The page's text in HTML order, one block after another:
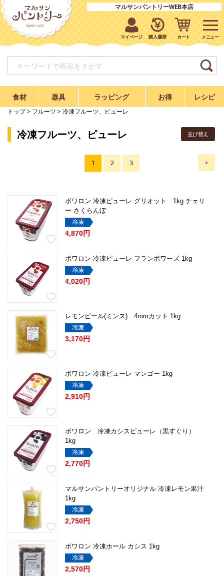
マルサンパントリーWEB本店
マイページ 購入履歴 カート
食材 器具 ラッピング お得 レシピ
トップ> フルーツ > 冷凍フルーツ、ピューレ
並び替え
冷凍フルーツ、ピューレ
>
1 2 3
ボワロン 冷凍ピューレ グリオット 1kg チェリ
ー さくらんぼ
4,870円
ボワロン 冷凍ピューレ フランボワーズ 1kg
4,020円
レモンピール(ミンス) 4mmカット 1kg
3,170円
ボワロン 冷凍ピューレ マンゴー 1kg
2,910円
ボワロン 冷凍カシスピューレ（黒すぐり）
1kg
2,770円
マルサンパントリーオリジナル 冷凍レモン果汁
1kg
2,750円
ボワロン 冷凍ホール カシス 1kg
2,570円